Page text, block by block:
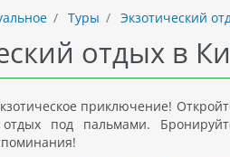
Туры Экзотический
отдых в
приключение!
под пальмами.